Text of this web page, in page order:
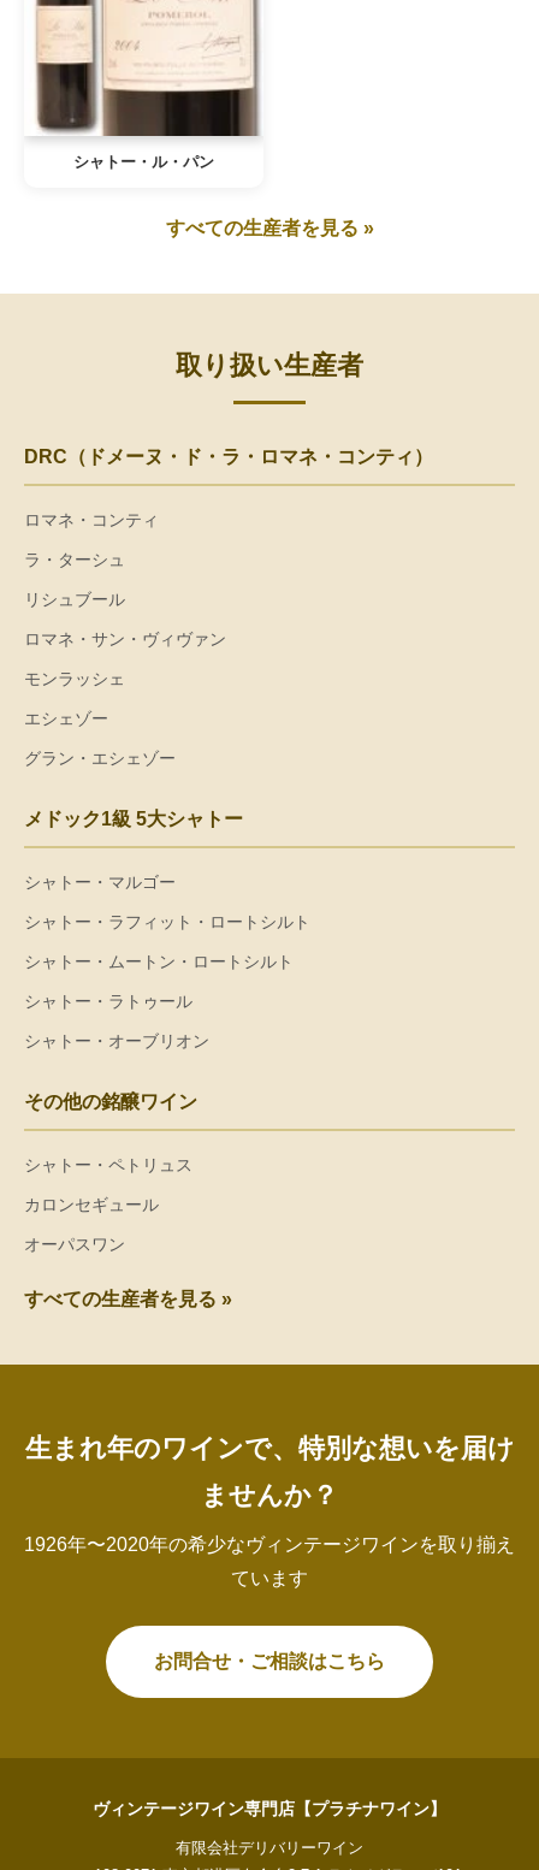
シャトー・ル・パン
すべての生産者を見る »
取り扱い生産者
DRC（ドメーヌ・ド・ラ・ロマネ・コンティ）
ロマネ・コンティ
ラ・ターシュ
リシュブール
ロマネ・サン・ヴィヴァン
モンラッシェ
エシェゾー
グラン・エシェゾー
メドック1級 5大シャトー
シャトー・マルゴー
シャトー・ラフィット・ロートシルト
シャトー・ムートン・ロートシルト
シャトー・ラトゥール
シャトー・オーブリオン
その他の銘醸ワイン
シャトー・ペトリュス
カロンセギュール
オーパスワン
すべての生産者を見る »
生まれ年のワインで、特別な想いを届け
ませんか？
1926年〜2020年の希少なヴィンテージワインを取り揃え
ています
お問合せ・ご相談はこちら
ヴィンテージワイン専門店【プラチナワイン】
有限会社デリバリーワイン